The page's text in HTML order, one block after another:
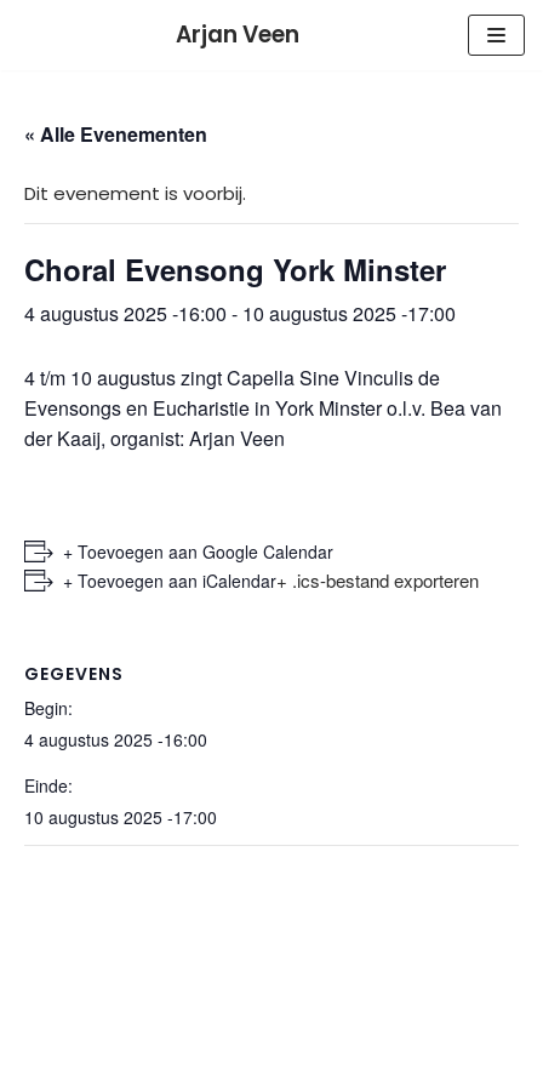
Arjan Veen
« Alle Evenementen
Dit evenement is voorbij.
Choral Evensong York Minster
4 augustus 2025 -16:00 - 10 augustus 2025 -17:00
4 t/m 10 augustus zingt Capella Sine Vinculis de
Evensongs en Eucharistie in York Minster o.l.v. Bea van
der Kaaij, organist: Arjan Veen
+ Toevoegen aan Google Calendar
+ Toevoegen aan iCalendar+ .ics-bestand exporteren
GEGEVENS
Begin:
4 augustus 2025 -16:00
Einde:
10 augustus 2025 -17:00